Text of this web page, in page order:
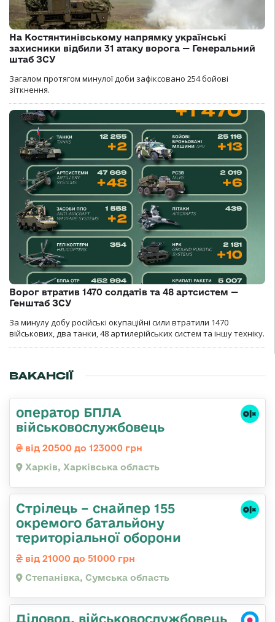
На Костянтинівському напрямку українські
захисники відбили 31 атаку ворога — Генеральний
штаб ЗСУ
Загалом протягом минулої доби зафіксовано 254 бойові
зіткнення.
Ворог втратив 1470 солдатів та 48 артсистем —
Генштаб ЗСУ
За минулу добу російські окупаційні сили втратили 1470
військових, два танки, 48 артилерійських систем та іншу техніку.
ВАКАНСІЇ
оператор БПЛА
військовослужбовець
від 20500 до 123000 грн
Харків, Харківська область
Стрілець – снайпер 155
окремого батальйону
територіальної оборони
від 21000 до 51000 грн
Степанівка, Сумська область
Діловод, військовослужбовець